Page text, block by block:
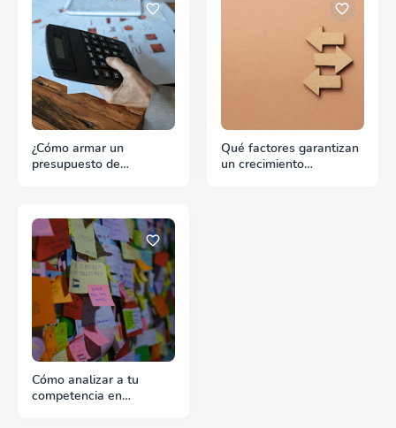
¿Cómo armar un
presupuesto de
Qué factores garantizan
un crecimiento
Cómo analizar a tu
competencia en